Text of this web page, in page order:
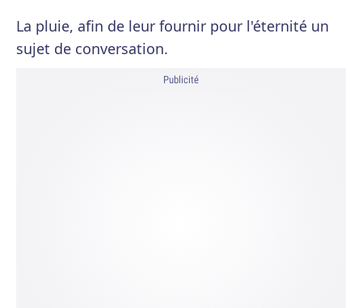
La pluie, afin de leur fournir pour l'éternité un
sujet de conversation.
Publicité